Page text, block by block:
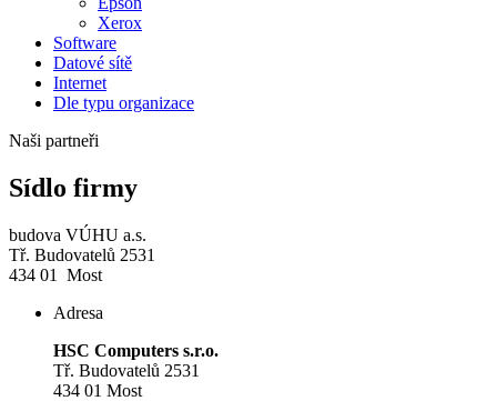
Xerox
Software
Datové sítě
Internet
Dle typu organizace
Naši partneři
Sídlo firmy
budova VÚHU a.s.
Tř. Budovatelů 2531
434 01 Most
Adresa
HSC Computers s.r.o.
Tř. Budovatelů 2531
434 01 Most